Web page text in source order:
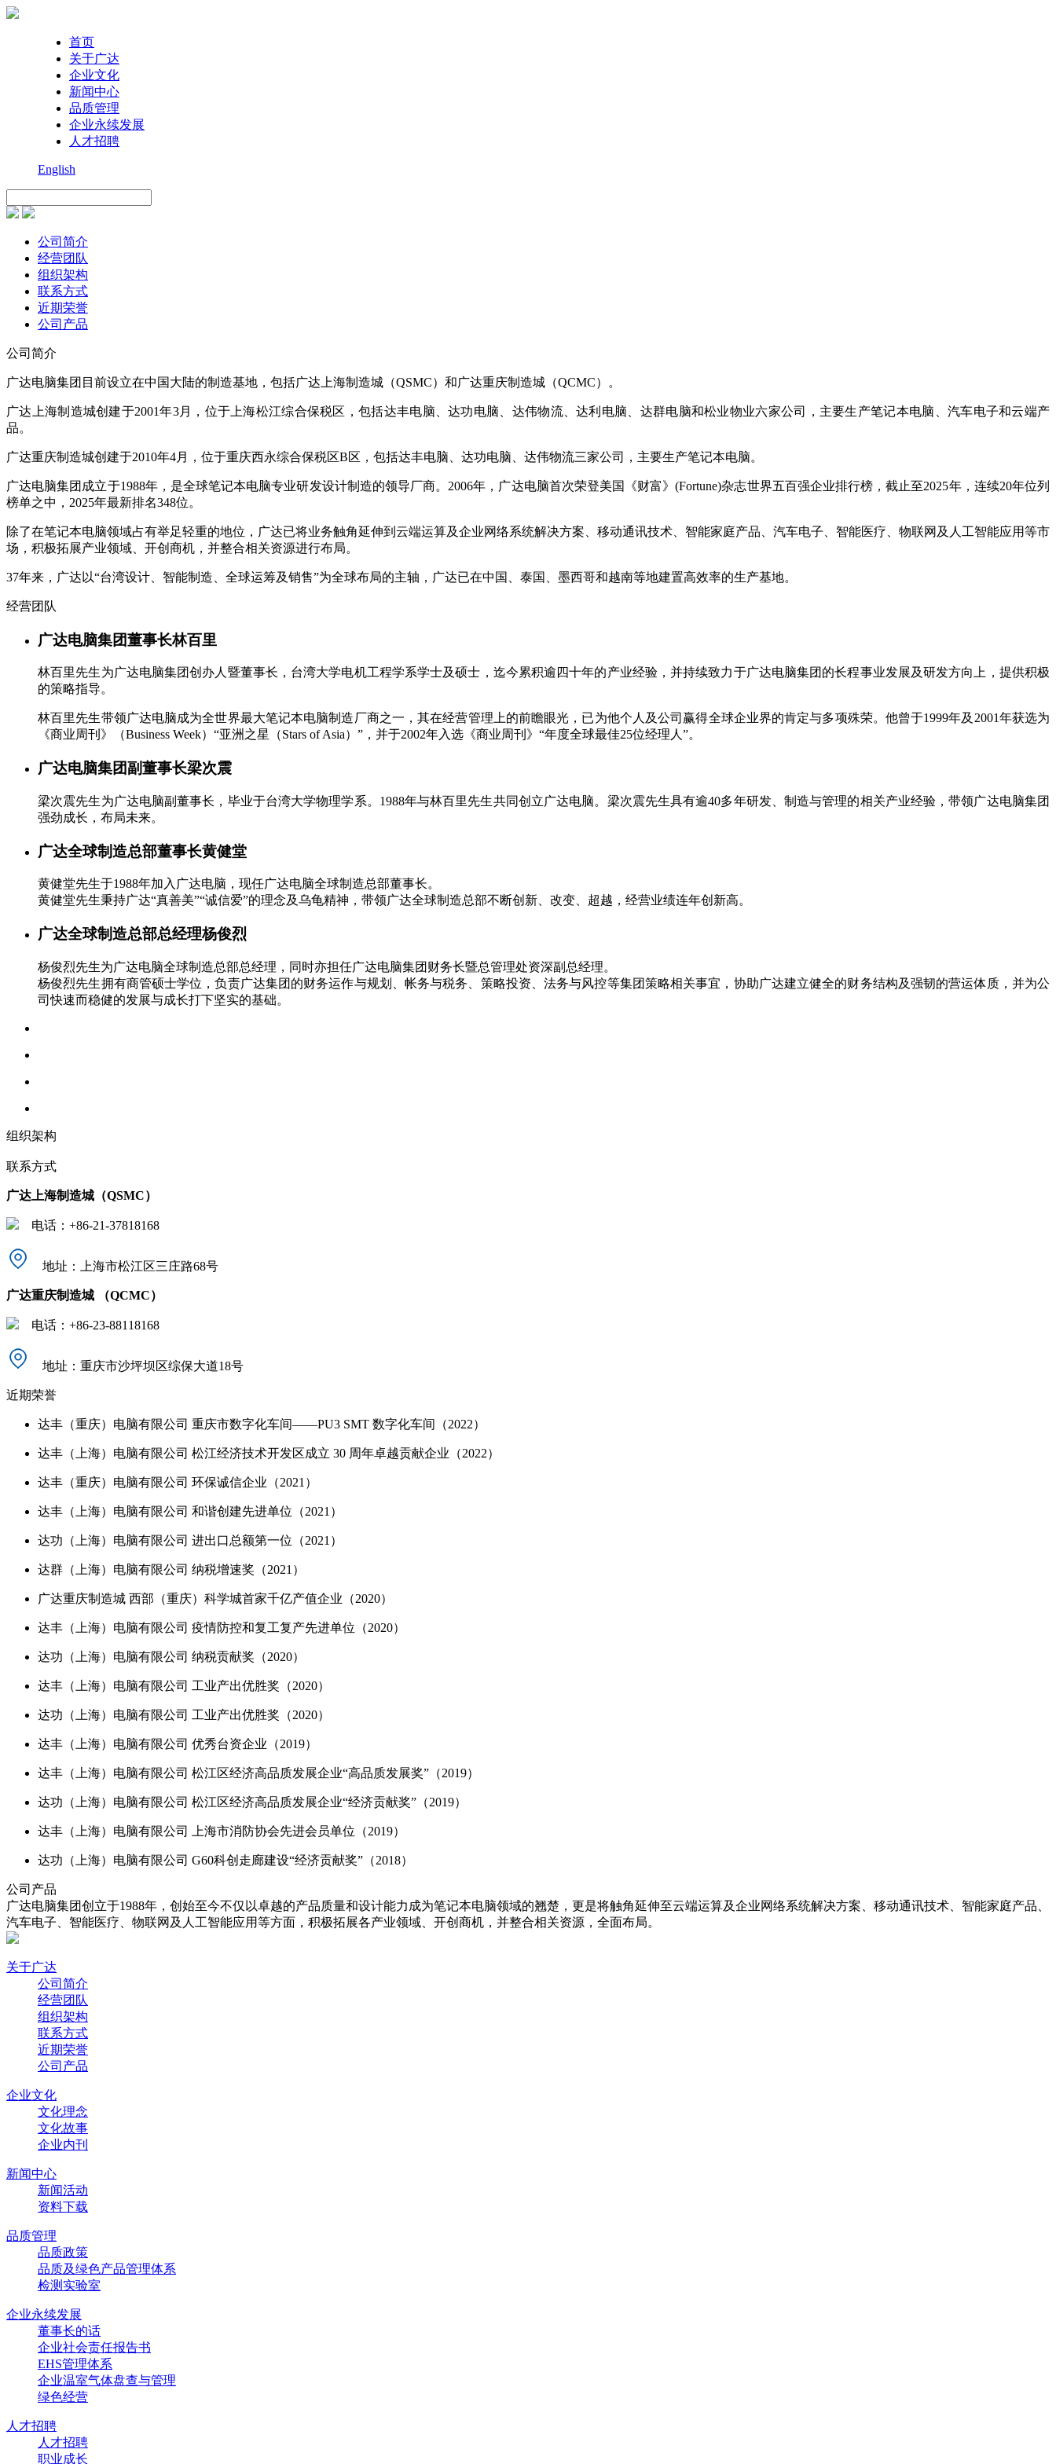
首页
关于广达
企业文化
新闻中心
品质管理
企业永续发展
人才招聘
English
公司简介
经营团队
组织架构
联系方式
近期荣誉
公司产品
公司简介
广达电脑集团目前设立在中国大陆的制造基地，包括广达上海制造城（QSMC）和广达重庆制造城（QCMC）。
广达上海制造城创建于2001年3月，位于上海松江综合保税区，包括达丰电脑、达功电脑、达伟物流、达利电脑、达群电脑和松业物业六家公司，主要生产笔记本电脑、汽车电子和云端产
品。
广达重庆制造城创建于2010年4月，位于重庆西永综合保税区B区，包括达丰电脑、达功电脑、达伟物流三家公司，主要生产笔记本电脑。
广达电脑集团成立于1988年，是全球笔记本电脑专业研发设计制造的领导厂商。2006年，广达电脑首次荣登美国《财富》(Fortune)杂志世界五百强企业排行榜，截止至2025年，连续20年位列
榜单之中，2025年最新排名348位。
除了在笔记本电脑领域占有举足轻重的地位，广达已将业务触角延伸到云端运算及企业网络系统解决方案、移动通讯技术、智能家庭产品、汽车电子、智能医疗、物联网及人工智能应用等市
场，积极拓展产业领域、开创商机，并整合相关资源进行布局。
37年来，广达以“台湾设计、智能制造、全球运筹及销售”为全球布局的主轴，广达已在中国、泰国、墨西哥和越南等地建置高效率的生产基地。
经营团队
广达电脑集团董事长林百里
林百里先生为广达电脑集团创办人暨董事长，台湾大学电机工程学系学士及硕士，迄今累积逾四十年的产业经验，并持续致力于广达电脑集团的长程事业发展及研发方向上，提供积极
的策略指导。
林百里先生带领广达电脑成为全世界最大笔记本电脑制造厂商之一，其在经营管理上的前瞻眼光，已为他个人及公司赢得全球企业界的肯定与多项殊荣。他曾于1999年及2001年获选为
《商业周刊 》 （Business Week）“亚洲之星（Stars of Asia）”，并于2002年入选《商业周刊 》 “年度全球最佳25位经理人”。
广达电脑集团副董事长梁次震
梁次震先生为广达电脑副董事长，毕业于台湾大学物理学系。1988年与林百里先生共同创立广达电脑。梁次震先生具有逾40多年研发、制造与管理的相关产业经验，带领广达电脑集团
强劲成长，布局未来。
广达全球制造总部董事长黄健堂
黄健堂先生于1988年加入广达电脑，现任广达电脑全球制造总部董事长。
黄健堂先生秉持广达“真善美”“诚信爱”的理念及乌龟精神，带领广达全球制造总部不断创新、改变、超越，经营业绩连年创新高。
广达全球制造总部总经理杨俊烈
杨俊烈先生为广达电脑全球制造总部总经理，同时亦担任广达电脑集团财务长暨总管理处资深副总经理。
杨俊烈先生拥有商管硕士学位，负责广达集团的财务运作与规划、帐务与税务、策略投资、法务与风控等集团策略相关事宜，协助广达建立健全的财务结构及强韧的营运体质，并为公
司快速而稳健的发展与成长打下坚实的基础。
组织架构
联系方式
广达上海制造城（QSMC）
电话：+86-21-37818168
地址：上海市松江区三庄路68号
广达重庆制造城 （QCMC）
电话：+86-23-88118168
地址：重庆市沙坪坝区综保大道18号
近期荣誉
达丰（重庆）电脑有限公司 重庆市数字化车间——PU3 SMT 数字化车间（2022）
达丰（上海）电脑有限公司 松江经济技术开发区成立 30 周年卓越贡献企业（2022）
达丰（重庆）电脑有限公司 环保诚信企业（2021）
达丰（上海）电脑有限公司 和谐创建先进单位（2021）
达功（上海）电脑有限公司 进出口总额第一位（2021）
达群（上海）电脑有限公司 纳税增速奖（2021）
广达重庆制造城 西部（重庆）科学城首家千亿产值企业（2020）
达丰（上海）电脑有限公司 疫情防控和复工复产先进单位（2020）
达功（上海）电脑有限公司 纳税贡献奖（2020）
达丰（上海）电脑有限公司 工业产出优胜奖（2020）
达功（上海）电脑有限公司 工业产出优胜奖（2020）
达丰（上海）电脑有限公司 优秀台资企业（2019）
达丰（上海）电脑有限公司 松江区经济高品质发展企业“高品质发展奖”（2019）
达功（上海）电脑有限公司 松江区经济高品质发展企业“经济贡献奖”（2019）
达丰（上海）电脑有限公司 上海市消防协会先进会员单位（2019）
达功（上海）电脑有限公司 G60科创走廊建设“经济贡献奖”（2018）
公司产品
广达电脑集团创立于1988年，创始至今不仅以卓越的产品质量和设计能力成为笔记本电脑领域的翘楚，更是将触角延伸至云端运算及企业网络系统解决方案、移动通讯技术、智能家庭产品、
汽车电子、智能医疗、物联网及人工智能应用等方面，积极拓展各产业领域、开创商机，并整合相关资源，全面布局。
关于广达
公司简介
经营团队
组织架构
联系方式
近期荣誉
公司产品
企业文化
文化理念
文化故事
企业内刊
新闻中心
新闻活动
资料下载
品质管理
品质政策
品质及绿色产品管理体系
检测实验室
企业永续发展
董事长的话
企业社会责任报告书
EHS管理体系
企业温室气体盘查与管理
绿色经营
人才招聘
人才招聘
职业成长